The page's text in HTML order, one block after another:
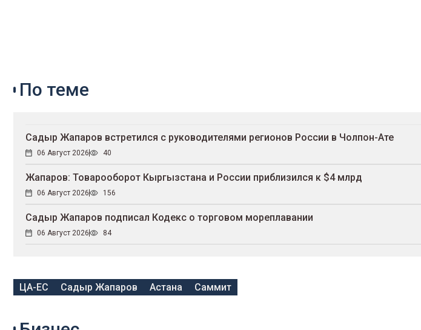
По теме
Садыр Жапаров встретился с руководителями регионов России в Чолпон-Ате
06 Август 2026 40
Жапаров: Товарооборот Кыргызстана и России приблизился к $4 млрд
06 Август 2026 156
Садыр Жапаров подписал Кодекс о торговом мореплавании
06 Август 2026 84
ЦА-ЕС Садыр Жапаров Астана Саммит